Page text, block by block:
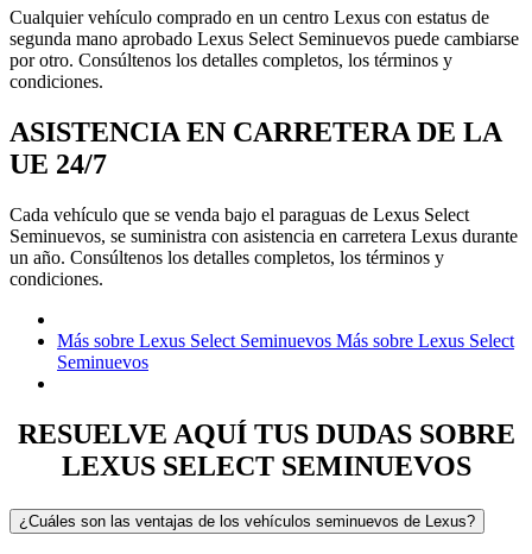
Cualquier vehículo comprado en un centro Lexus con estatus de
segunda mano aprobado Lexus Select Seminuevos puede cambiarse
por otro. Consúltenos los detalles completos, los términos y
condiciones.
ASISTENCIA EN CARRETERA DE LA
UE 24/7
Cada vehículo que se venda bajo el paraguas de Lexus Select
Seminuevos, se suministra con asistencia en carretera Lexus durante
un año. Consúltenos los detalles completos, los términos y
condiciones.
Más sobre Lexus Select Seminuevos Más sobre Lexus Select
Seminuevos
RESUELVE AQUÍ TUS DUDAS SOBRE
LEXUS SELECT SEMINUEVOS
¿Cuáles son las ventajas de los vehículos seminuevos de Lexus?